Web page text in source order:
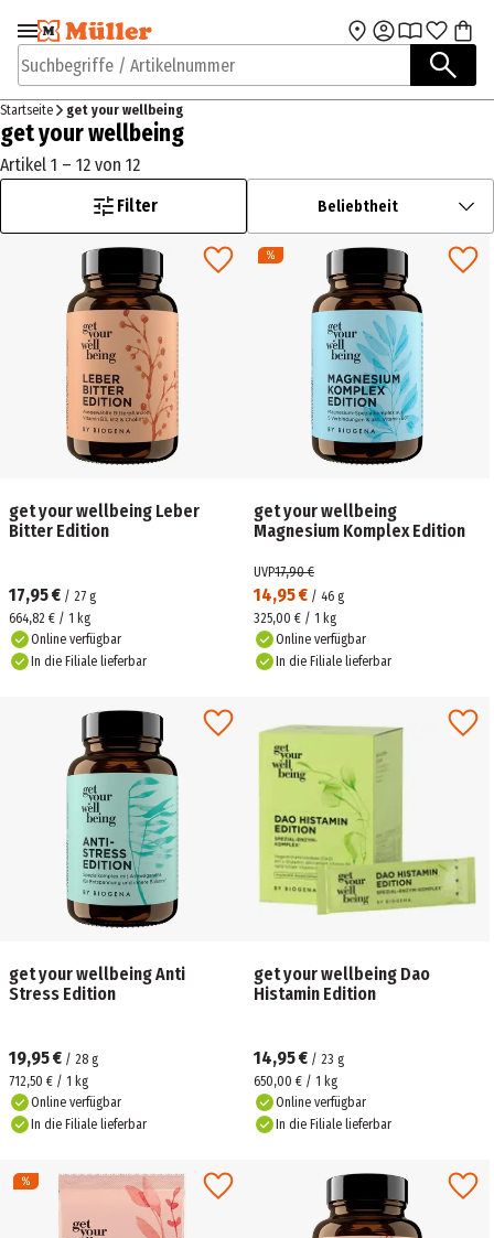
Zur Navigation
springen
Zum Hauptinhalt
Suchbegriffe / Artikelnummer
Startseite get your wellbeing
get your wellbeing
Artikel 1 – 12 von 12
Filter
Beliebtheit
get your wellbeing Leber
Bitter Edition
17,95 € / 27 g
664,82 € / 1 kg
Online verfügbar
In die Filiale lieferbar
get your wellbeing
Magnesium Komplex Edition
14,95 € / 46 g
UVP17,90 €
325,00 € / 1 kg
Online verfügbar
In die Filiale lieferbar
get your wellbeing Anti
Stress Edition
19,95 € / 28 g
712,50 € / 1 kg
Online verfügbar
In die Filiale lieferbar
get your wellbeing Dao
Histamin Edition
14,95 € / 23 g
650,00 € / 1 kg
Online verfügbar
In die Filiale lieferbar